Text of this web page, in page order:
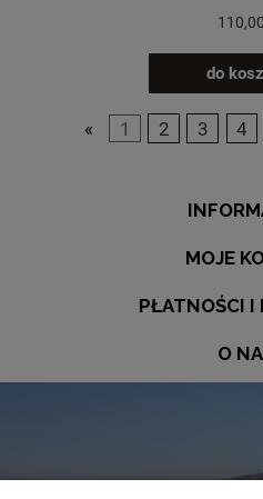
do
« 1 2 3 4
MOJE
PŁATNOŚCI I
O